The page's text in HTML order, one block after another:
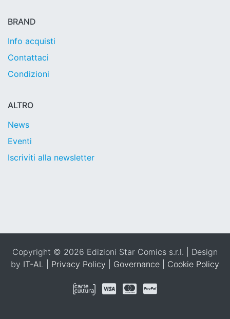
BRAND
Info acquisti
Contattaci
Condizioni
ALTRO
News
Eventi
Iscriviti alla newsletter
Copyright © 2026 Edizioni Star Comics s.r.l. | Design
by IT-AL Privacy Policy Governance Cookie Policy